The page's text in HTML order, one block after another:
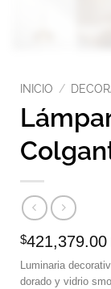
INICIO /
$421,379.00
Luminaria
dorado y vidrio